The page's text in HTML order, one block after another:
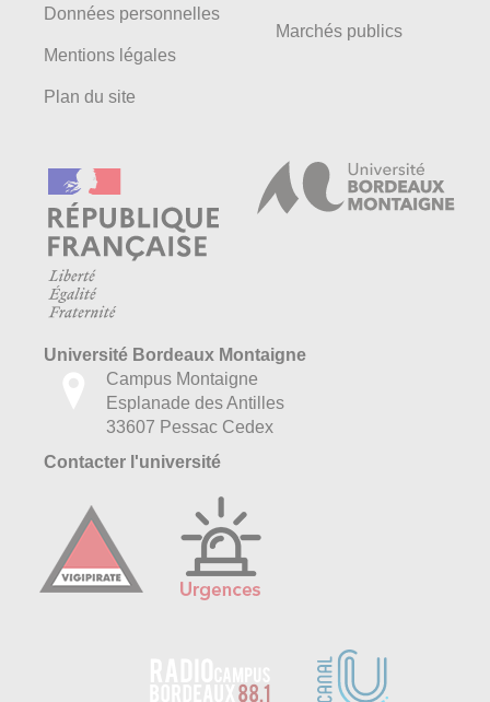
Données personnelles
Mentions légales
Plan du site
Marchés publics
Université Bordeaux Montaigne
Campus Montaigne
Esplanade des Antilles
33607 Pessac Cedex
Contacter l'université